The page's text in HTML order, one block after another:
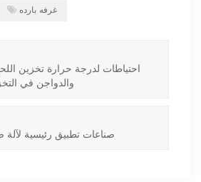
غرفه بارده
احتياطات لدرجة حرارة تخزين
والدواجن في
9 صناعات تطبيق رئيسية لآلة